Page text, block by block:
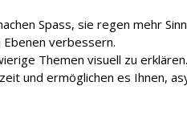
Spass, sie regen mehr
verbessern.
Themen visuell zu erklären.
und ermöglichen es Ihnen,